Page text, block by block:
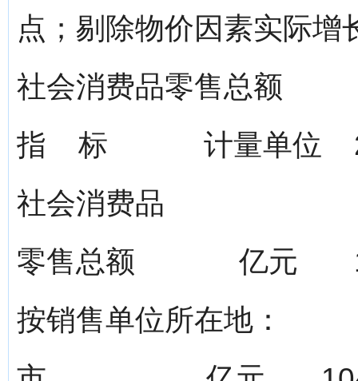
点；剔除物价因素实际增
社会消费品零售总额
指 标 计量单位
社会消费品
零售总额 亿元
按销售单位所在地：